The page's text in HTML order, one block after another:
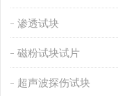
渗透试块
磁粉试块试片
超声波探伤试块